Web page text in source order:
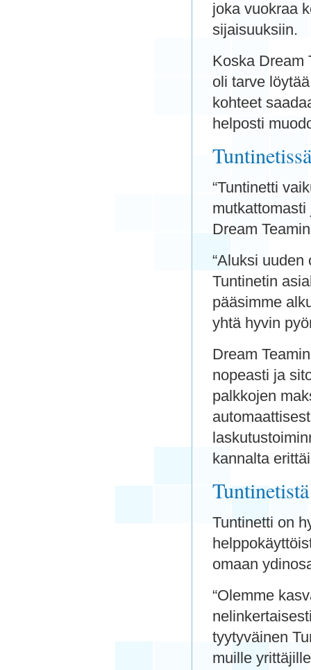
joka vuokraa
sijaisuuksiin.
Koska Dream
oli tarve
kohteet
helposti
“Tuntinetti
mutkattomasti
Dream
“Aluksi
Tuntinetin
pääsimme
yhtä hyvin
Dream
nopeasti ja
palkkojen
kannalta
Tuntinetti on
omaan
“Olemme
tyytyväinen
muille